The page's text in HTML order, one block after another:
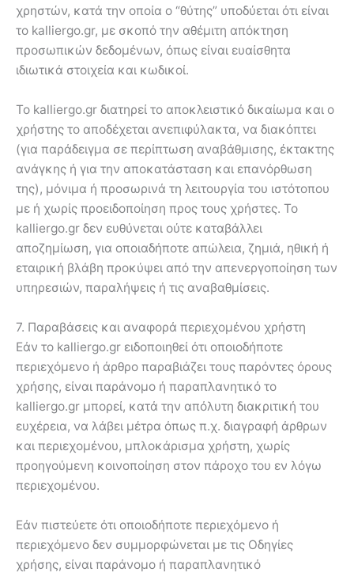
χρηστών, κατά την οποία ο “θύτης” υποδύεται ότι είναι
το kalliergo.gr, με σκοπό την αθέμιτη απόκτηση
προσωπικών δεδομένων, όπως είναι ευαίσθητα
ιδιωτικά στοιχεία και κωδικοί.
Το kalliergo.gr διατηρεί το αποκλειστικό δικαίωμα και ο
χρήστης το αποδέχεται ανεπιφύλακτα, να διακόπτει
(για παράδειγμα σε περίπτωση αναβάθμισης, έκτακτης
ανάγκης ή για την αποκατάσταση και επανόρθωση
της), μόνιμα ή προσωρινά τη λειτουργία του ιστότοπου
με ή χωρίς προειδοποίηση προς τους χρήστες. Το
kalliergo.gr δεν ευθύνεται ούτε καταβάλλει
αποζημίωση, για οποιαδήποτε απώλεια, ζημιά, ηθική ή
εταιρική βλάβη προκύψει από την απενεργοποίηση των
υπηρεσιών, παραλήψεις ή τις αναβαθμίσεις.
7. Παραβάσεις και αναφορά περιεχομένου χρήστη
Εάν το kalliergo.gr ειδοποιηθεί ότι οποιοδήποτε
περιεχόμενο ή άρθρο παραβιάζει τους παρόντες όρους
χρήσης, είναι παράνομο ή παραπλανητικό το
kalliergo.gr μπορεί, κατά την απόλυτη διακριτική του
ευχέρεια, να λάβει μέτρα όπως π.χ. διαγραφή άρθρων
και περιεχομένου, μπλοκάρισμα χρήστη, χωρίς
προηγούμενη κοινοποίηση στον πάροχο του εν λόγω
περιεχομένου.
Εάν πιστεύετε ότι οποιοδήποτε περιεχόμενο ή
περιεχόμενο δεν συμμορφώνεται με τις Οδηγίες
χρήσης, είναι παράνομο ή παραπλανητικό